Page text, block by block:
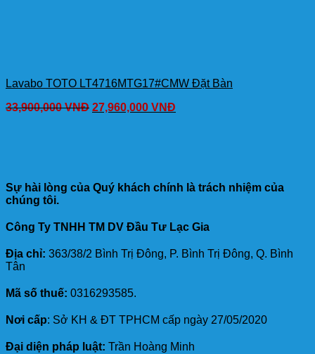
Lavabo TOTO LT4716MTG17#CMW Đặt Bàn
33,900,000VNĐ 27,960,000 VNĐ
Sự hài lòng của Quý khách chính là trách nhiệm của
chúng tôi.
Công Ty TNHH TM DV Đầu Tư Lạc Gia
Địa chỉ: 363/38/2 Bình Trị Đông, P. Bình Trị Đông, Q. Bình
Tân
Mã số thuế: 0316293585.
Nơi cấp: Sở KH & ĐT TPHCM cấp ngày 27/05/2020
Đại diện pháp luật: Trần Hoàng Minh